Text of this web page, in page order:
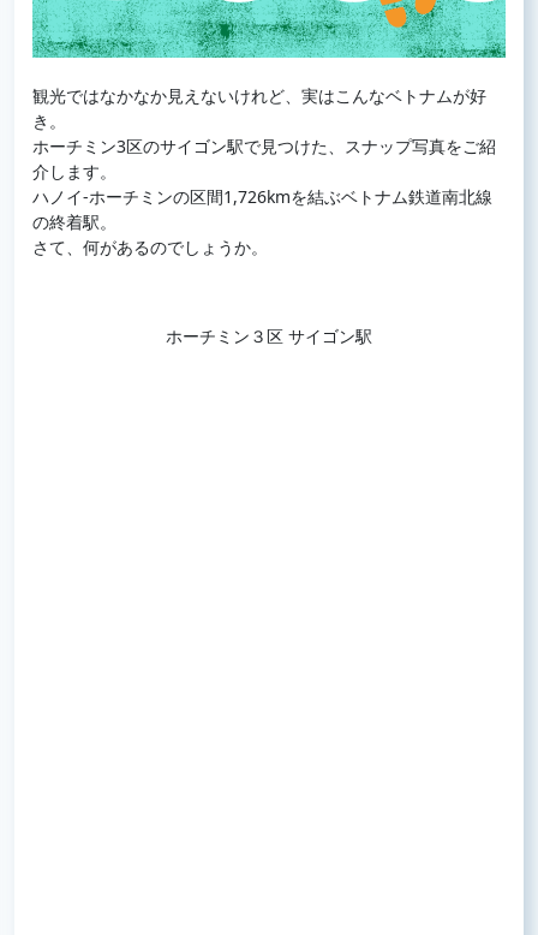
観光ではなかなか見えないけれど、実はこんなベトナムが好
き。
ホーチミン3区のサイゴン駅で見つけた、スナップ写真をご紹
介します。
ハノイ-ホーチミンの区間1,726kmを結ぶベトナム鉄道南北線
の終着駅。
さて、何があるのでしょうか。
ホーチミン３区 サイゴン駅